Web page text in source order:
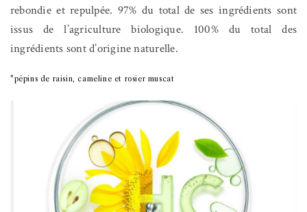
rebondie et repulpée. 97% du total de ses ingrédients sont
issus de l’agriculture biologique. 100% du total des
ingrédients sont d’origine naturelle.
*pépins de raisin, cameline et rosier muscat